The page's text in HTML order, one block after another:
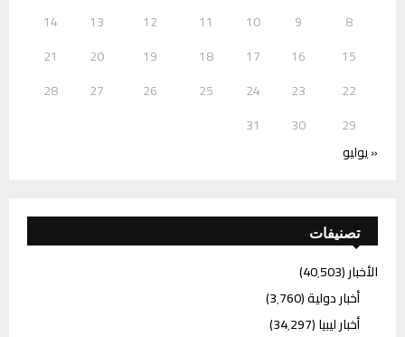
8
9
10
11
12
13
14
15
16
17
18
19
20
21
22
23
24
25
26
27
28
29
30
31
« يوليو
تصنيفات
الأخبار(40٬503)
أخبار دولية(3٬760)
أخبار ليبيا(34٬297)